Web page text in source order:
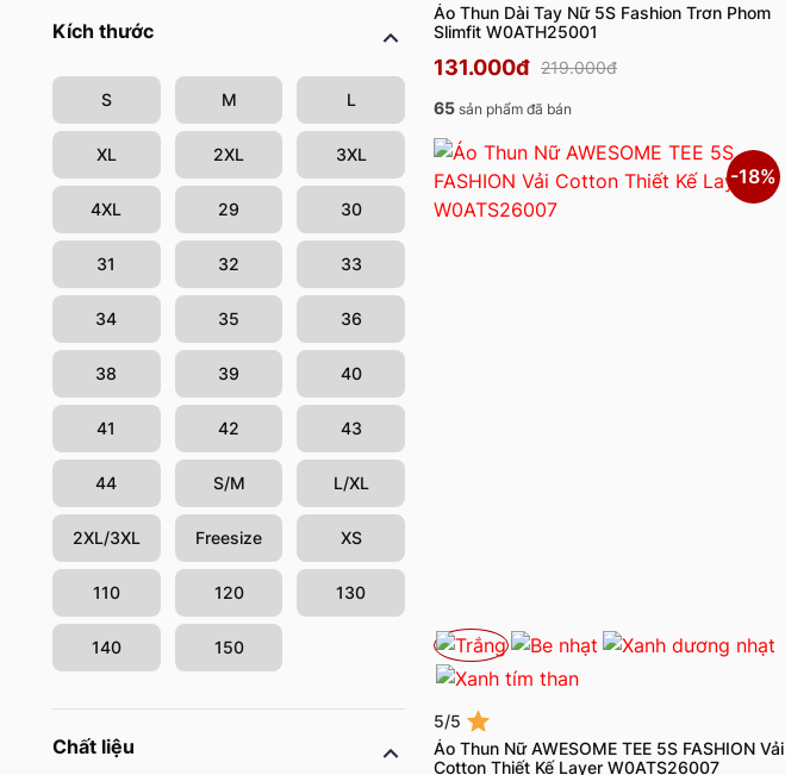
Kích thước
S M L
XL 2XL 3XL
4XL 29 30
31 32 33
34 35 36
38 39 40
41 42 43
44 S/M L/XL
2XL/3XL Freesize XS
110 120 130
140 150
Chất liệu
Áo Thun Dài Tay Nữ 5S Fashion Trơn Phom
Slimfit W0ATH25001
131.000đ 219.000đ
65 sản phẩm đã bán
-18%
5/5
Áo Thun Nữ AWESOME TEE 5S FASHION Vải
Cotton Thiết Kế Layer W0ATS26007